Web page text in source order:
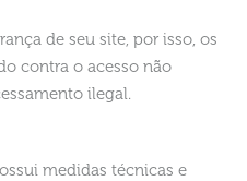
de seu site, por isso, os
contra o acesso não
ilegal.
medidas técnicas e